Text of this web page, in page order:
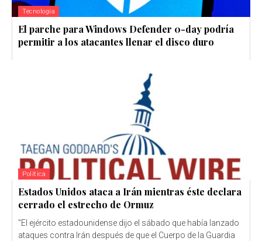
Tecnología
El parche para Windows Defender 0-day podría
permitir a los atacantes llenar el disco duro
Política
Estados Unidos ataca a Irán mientras éste declara
cerrado el estrecho de Ormuz
"El ejército estadounidense dijo el sábado que había lanzado
ataques contra Irán después de que el Cuerpo de la Guardia